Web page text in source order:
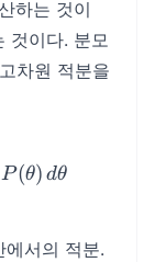
하는 것이
것이다. 분모
차원 적분을
= \int
P(θ) dθ
서의 적분.